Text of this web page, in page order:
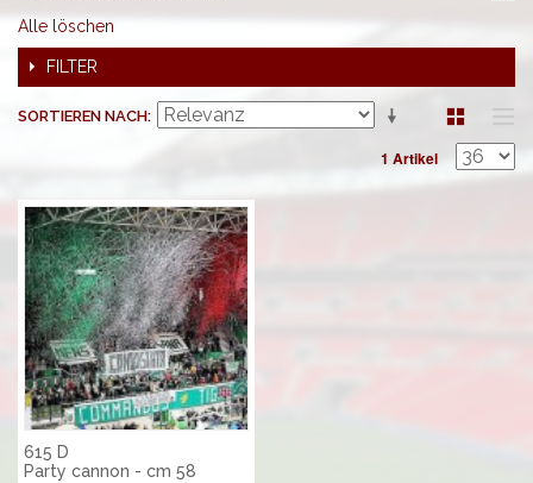
Alle löschen
FILTER
SORTIEREN NACH
1 Artikel
615 D
Party cannon - cm 58